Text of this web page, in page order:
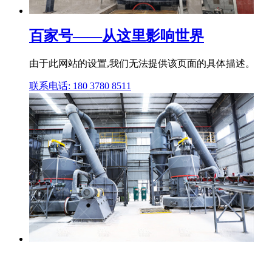
百家号——从这里影响世界
由于此网站的设置,我们无法提供该页面的具体描述。
联系电话: 180 3780 8511